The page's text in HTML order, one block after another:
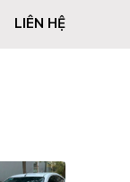
LIÊN HỆ